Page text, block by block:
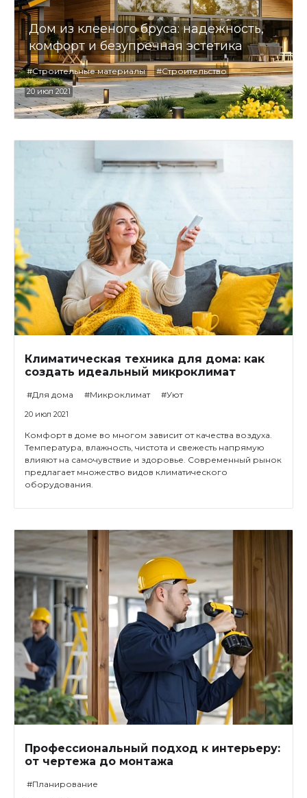
Дом из клееного бруса: надежность,
комфорт и безупречная эстетика
#Строительные материалы #Строительство
20 июл 2021
Климатическая техника для дома: как
создать идеальный микроклимат
#Для дома #Микроклимат #Уют
20 июл 2021
Комфорт в доме во многом зависит от качества воздуха.
Температура, влажность, чистота и свежесть напрямую
влияют на самочувствие и здоровье. Современный рынок
предлагает множество видов климатического
оборудования.
Профессиональный подход к интерьеру:
от чертежа до монтажа
#Планирование